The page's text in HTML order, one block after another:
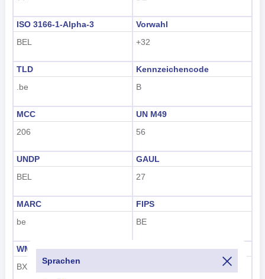
Sprachen
ISO 3166-1-Alpha-3
BEL
Vorwahl
+32
TLD
.be
Kennzeichencode
B
MCC
206
UN M49
56
UNDP
BEL
GAUL
27
MARC
be
FIPS
BE
WMO
BX
IOC